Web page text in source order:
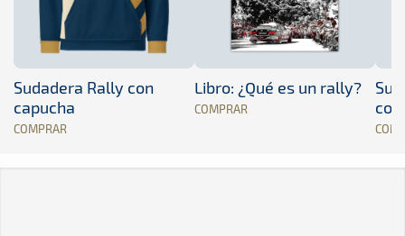
Sudadera Rally con
capucha
COMPRAR
Libro: ¿Qué es un rally?
COMPRAR